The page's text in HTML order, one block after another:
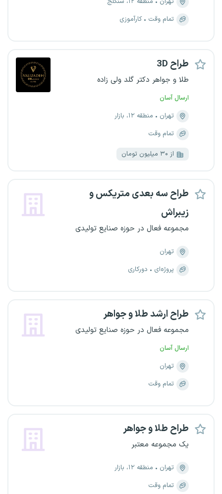
تمام وقت
کارآموزی
طراح 3D
طلا و جواهر دکتر گلد ولی زاده
ارسال آسان
تهران
منطقه ۱۲، بازار
تمام وقت
از ۳۰ میلیون تومان
طراح سه بعدی متریکس و
زیبراش
مجموعه فعال در حوزه صنایع تولیدی
تهران
پروژه‌ای
دورکاری
طراح ارشد طلا و جواهر
مجموعه فعال در حوزه صنایع تولیدی
ارسال آسان
تهران
تمام وقت
طراح طلا و جواهر
یک مجموعه معتبر
تهران
منطقه ۱۲، بازار
تمام وقت